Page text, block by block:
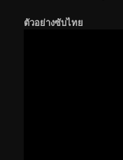
ตัวอย่างซับไทย